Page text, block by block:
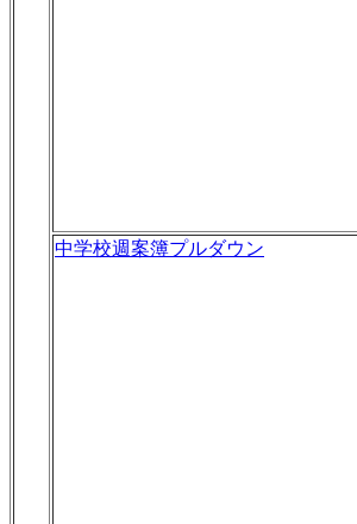
中学校週案簿プルダウン